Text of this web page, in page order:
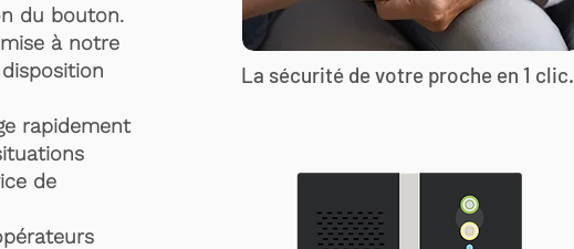
du bouton.
à notre
rapidement
de
La sécurité de votre proche en 1 clic.